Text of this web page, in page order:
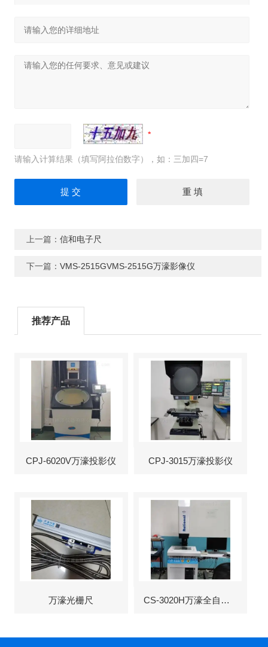
请输入计算结果（填写阿拉伯数字），如：三加四=7
上一篇： 信和电子尺
下一篇： VMS-2515GVMS-2515G万濠影像仪
推荐产品
CPJ-6020V万濠投影仪 CPJ-3015万濠投影仪
万濠光栅尺 CS-3020H万濠全自动影像仪